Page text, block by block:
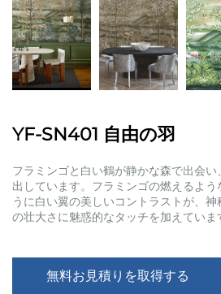
YF-SN401 自由の羽
フラミンゴと白い鶴が静かな森で出会い
出しています。フラミンゴの燃えるよう
うに白い翼の美しいコントラストが、
の壮大さに魅惑的なタッチを加えていま
無料お見積りを取得する